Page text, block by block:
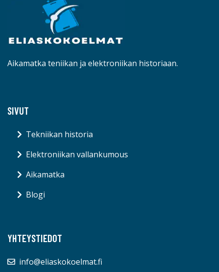
Aikamatka teniikan ja elektroniikan historiaan.
SIVUT
Tekniikan historia
Elektroniikan vallankumous
Aikamatka
Blogi
YHTEYSTIEDOT
info@eliaskokoelmat.fi